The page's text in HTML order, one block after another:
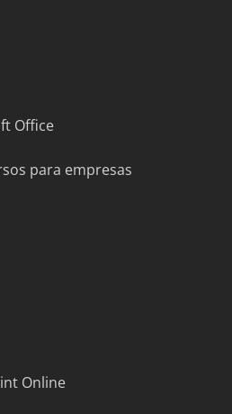
Office
para empresas
Online